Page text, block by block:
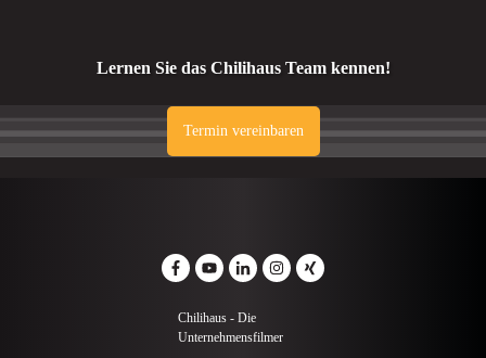
Lernen Sie das Chilihaus Team kennen!
Termin vereinbaren
Chilihaus - Die
Unternehmensfilmer